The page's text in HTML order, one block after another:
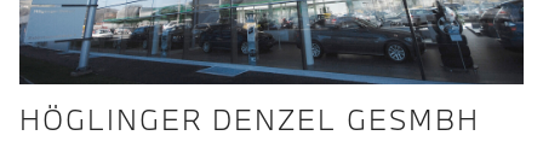
HÖGLINGER DENZEL GESMBH